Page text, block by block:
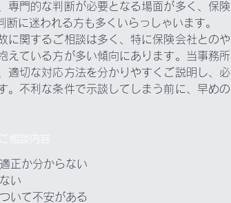
専門的な判断が必要となる場面が多く、保険
に迷われる方も多くいらっしゃいます。
に関するご相談は多く、特に保険会社とのや
えている方が多い傾向にあります。当事務所
適切な対応方法を分かりやすくご説明し、必
。不利な条件で示談してしまう前に、早めの
正か分からない
い
いて不安がある